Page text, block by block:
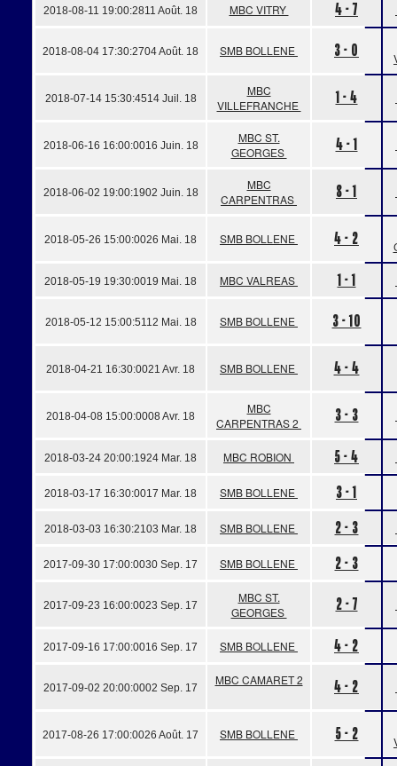
2018-08-11 19:00:2811 Août. 18 MBC VITRY 4 - 7
2018-08-04 17:30:2704 Août. 18 SMB BOLLENE 3 - 0
2018-07-14 15:30:4514 Juil. 18
MBC
VILLEFRANCHE
1 - 4
2018-06-16 16:00:0016 Juin. 18
MBC ST.
GEORGES
4 - 1
2018-06-02 19:00:1902 Juin. 18
MBC
CARPENTRAS
8 - 1
2018-05-26 15:00:0026 Mai. 18 SMB BOLLENE 4 - 2
2018-05-19 19:30:0019 Mai. 18 MBC VALREAS 1 - 1
2018-05-12 15:00:5112 Mai. 18 SMB BOLLENE 3 - 10
2018-04-21 16:30:0021 Avr. 18 SMB BOLLENE 4 - 4
2018-04-08 15:00:0008 Avr. 18
MBC
CARPENTRAS 2
3 - 3
2018-03-24 20:00:1924 Mar. 18 MBC ROBION 5 - 4
2018-03-17 16:30:0017 Mar. 18 SMB BOLLENE 3 - 1
2018-03-03 16:30:2103 Mar. 18 SMB BOLLENE 2 - 3
2017-09-30 17:00:0030 Sep. 17 SMB BOLLENE 2 - 3
2017-09-23 16:00:0023 Sep. 17
MBC ST.
GEORGES
2 - 7
2017-09-16 17:00:0016 Sep. 17 SMB BOLLENE 4 - 2
2017-09-02 20:00:0002 Sep. 17
MBC CAMARET 2 4 - 2
2017-08-26 17:00:0026 Août. 17 SMB BOLLENE 5 - 2